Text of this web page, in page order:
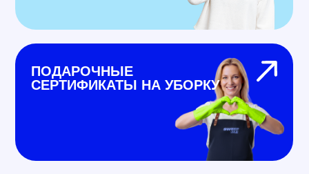
ПОДАРОЧНЫЕ
СЕРТИФИКАТЫ НА УБОРКУ